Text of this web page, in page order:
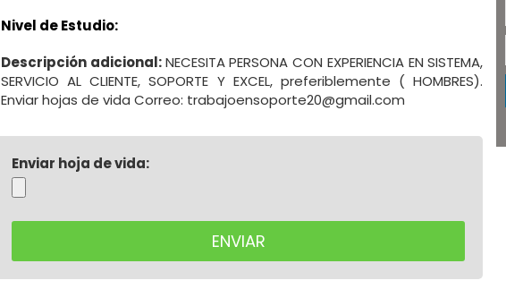
Nivel de Estudio:
Descripción adicional:NECESITA PERSONA CON EXPERIENCIA EN SISTEMA,
SERVICIO AL CLIENTE, SOPORTE Y EXCEL, preferiblemente ( HOMBRES).
Enviar hojas de vida Correo: trabajoensoporte20@gmail.com
Enviar hoja de vida: